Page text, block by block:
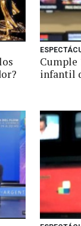
Cumple
infantil